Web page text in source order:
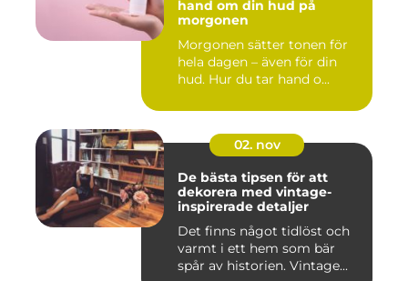
hand om din hud på
morgonen
Morgonen sätter tonen för
hela dagen – även för din
hud. Hur du tar hand o...
02. nov
De bästa tipsen för att
dekorera med vintage-
inspirerade detaljer
Det finns något tidlöst och
varmt i ett hem som bär
spår av historien. Vintage...